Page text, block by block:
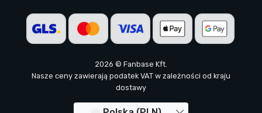
2026 © Fanbase Kft.
Nasze ceny zawierają podatek VAT w zależności od kraju
dostawy